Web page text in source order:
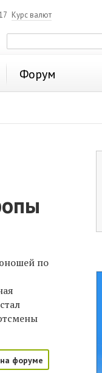
Курс валют
Форум
по
форуме